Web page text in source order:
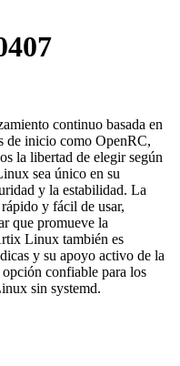
continuo basada en
de inicio como OpenRC,
la libertad de elegir según
sea único en su
y la estabilidad. La
y fácil de usar,
que promueve la
Linux también es
y su apoyo activo de la
confiable para los
sin systemd.